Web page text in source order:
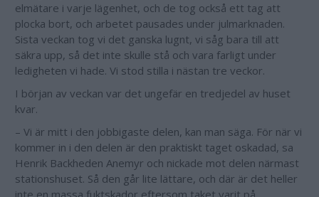
elmätare i varje lägenhet, och de tog också ett tag att
plocka bort, och arbetet pausades under julmarknaden.
Sista veckan tog vi det ganska lugnt, vi såg bara till att
säkra upp, så det inte skulle stå och vara farligt under
ledigheten vi hade. Vi stod stilla i nästan tre veckor.
I början av veckan var det ungefär en tredjedel av huset
kvar.
– Vi är mitt i den jobbigaste delen, kan man säga. För när vi
kommer in i den delen är den praktiskt taget oskadad, sa
Henrik Backheden Anemyr och nickade mot delen närmast
stationshuset. Så den går lite lättare, och där är det heller
inte en massa fuktskador eftersom taket varit på.